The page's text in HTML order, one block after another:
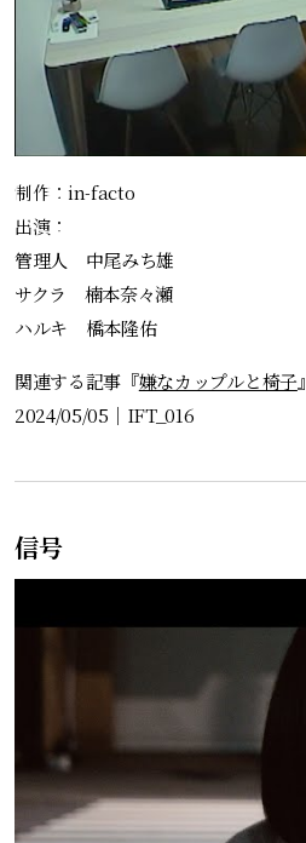
制作：in-facto
出演：
管理人 中尾みち雄
サクラ 楠本奈々瀬
ハルキ 橋本隆佑
関連する記事『嫌なカップルと椅子』
2024/05/05 ｜ IFT_016
信号